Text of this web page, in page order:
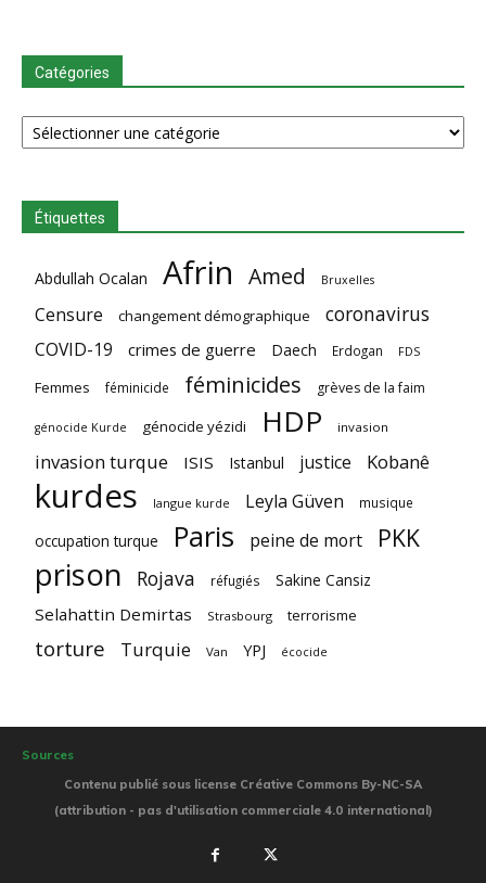
Catégories
Catégories
Étiquettes
Abdullah Ocalan Afrin Amed Bruxelles
Censure changement démographique coronavirus
COVID-19 crimes de guerre Daech Erdogan FDS
Femmes féminicide féminicides grèves de la faim
génocide Kurde génocide yézidi HDP invasion
invasion turque ISIS Istanbul justice Kobanê
kurdes langue kurde Leyla Güven musique
occupation turque Paris peine de mort PKK
prison Rojava réfugiés Sakine Cansiz
Selahattin Demirtas Strasbourg terrorisme
torture Turquie Van YPJ écocide
Sources
Contenu publié sous license Créative Commons By-NC-SA
(attribution - pas d'utilisation commerciale 4.0 international)